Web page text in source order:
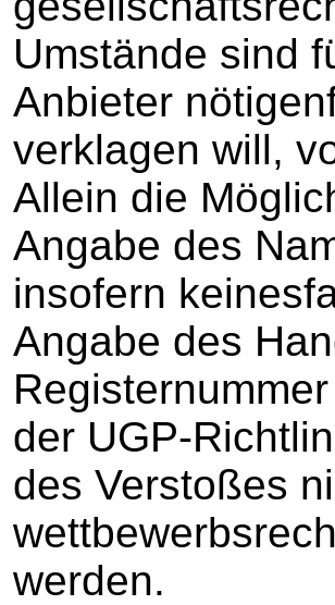
Umstände sind
Anbieter
verklagen will,
Allein die
Angabe des
insofern
Angabe des
der UGP-
des Verstoßes
werden.